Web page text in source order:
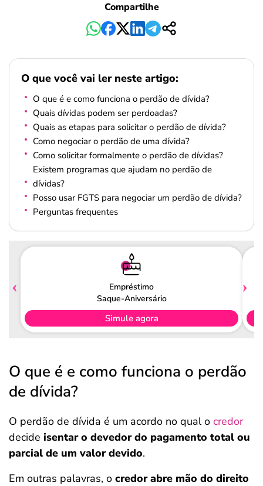
Compartilhe
O que você vai ler neste artigo:
O que é e como funciona o perdão de dívida?
Quais dívidas podem ser perdoadas?
Quais as etapas para solicitar o perdão de dívida?
Como negociar o perdão de uma dívida?
Como solicitar formalmente o perdão de dívidas?
Existem programas que ajudam no perdão de
dívidas?
Posso usar FGTS para negociar um perdão de dívida?
Perguntas frequentes
Empréstimo
Saque-Aniversário
Simule agora
O que é e como funciona o perdão
de dívida?
O perdão de dívida é um acordo no qual o credor
decide isentar o devedor do pagamento total ou
parcial de um valor devido.
Em outras palavras, o credor abre mão do direito